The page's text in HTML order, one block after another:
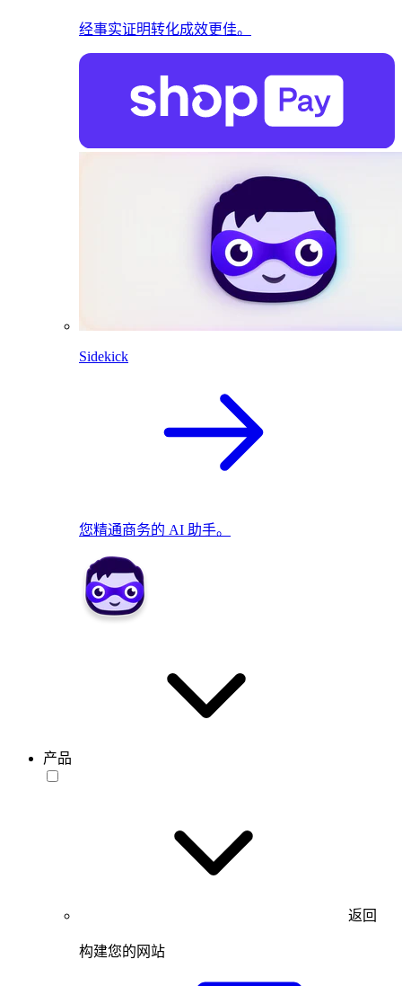
经事实证明转化成效更佳。
Sidekick
您精通商务的 AI 助手。
产品
返回
构建您的网站